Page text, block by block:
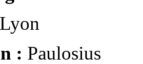
Lyon
: Paulosius